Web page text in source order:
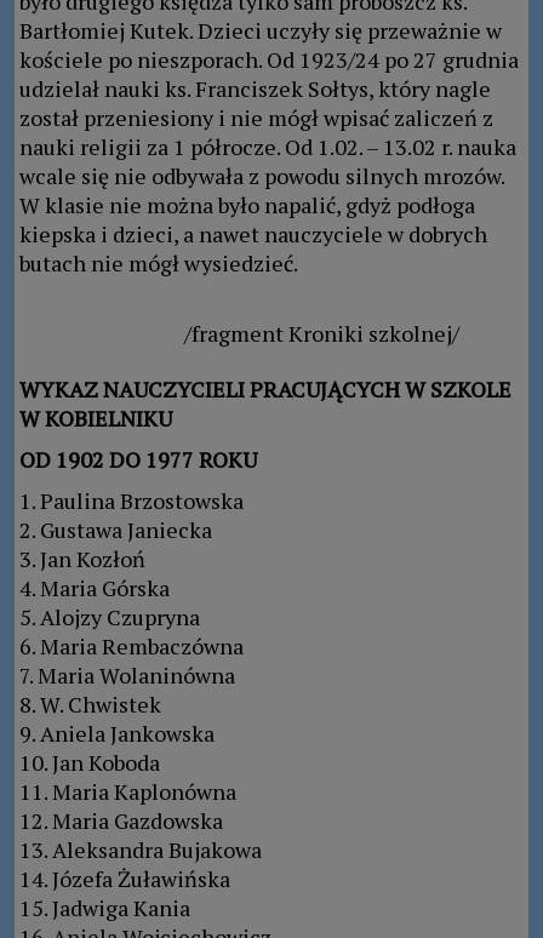
Bartłomiej Kutek. Dzieci uczyły się przeważnie w
kościele po nieszporach. Od 1923/24 po 27 grudnia
udzielał nauki ks. Franciszek Sołtys, który nagle
został przeniesiony i nie mógł wpisać zaliczeń z
nauki religii za 1 półrocze. Od 1.02. – 13.02 r. nauka
wcale się nie odbywała z powodu silnych mrozów.
W klasie nie można było napalić, gdyż podłoga
kiepska i dzieci, a nawet nauczyciele w dobrych
butach nie mógł wysiedzieć.
/fragment Kroniki szkolnej/
WYKAZ NAUCZYCIELI PRACUJĄCYCH W SZKOLE
W KOBIELNIKU
OD 1902 DO 1977 ROKU
1. Paulina Brzostowska
2. Gustawa Janiecka
3. Jan Kozłoń
4. Maria Górska
5. Alojzy Czupryna
6. Maria Rembaczówna
7. Maria Wolaninówna
8. W. Chwistek
9. Aniela Jankowska
10. Jan Koboda
11. Maria Kaplonówna
12. Maria Gazdowska
13. Aleksandra Bujakowa
14. Józefa Żuławińska
15. Jadwiga Kania